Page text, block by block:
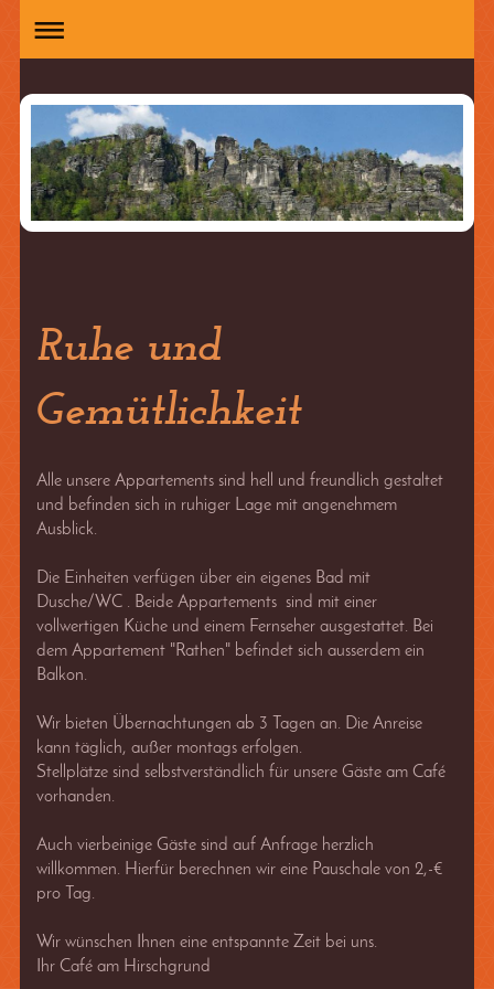
Ruhe und
Gemütlichkeit
Alle unsere Appartements sind hell und freundlich gestaltet
und befinden sich in ruhiger Lage mit angenehmem
Ausblick.
Die Einheiten verfügen über ein eigenes Bad mit
Dusche/WC . Beide Appartements sind mit einer
vollwertigen Küche und einem Fernseher ausgestattet. Bei
dem Appartement "Rathen" befindet sich ausserdem ein
Balkon.
Wir bieten Übernachtungen ab 3 Tagen an. Die Anreise
kann täglich, außer montags erfolgen.
Stellplätze sind selbstverständlich für unsere Gäste am Café
vorhanden.
Auch vierbeinige Gäste sind auf Anfrage herzlich
willkommen. Hierfür berechnen wir eine Pauschale von 2,-€
pro Tag.
Wir wünschen Ihnen eine entspannte Zeit bei uns.
Ihr Café am Hirschgrund